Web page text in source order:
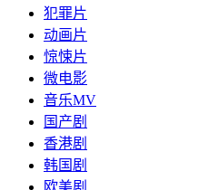
犯罪片
动画片
惊悚片
微电影
音乐MV
国产剧
香港剧
韩国剧
欧美剧